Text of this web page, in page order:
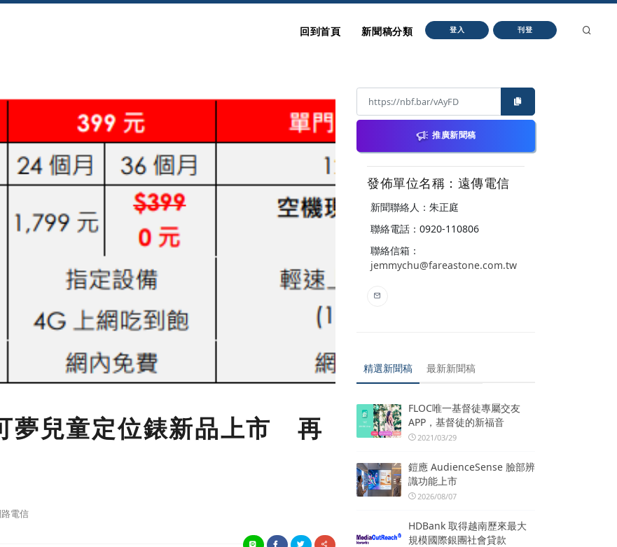
回到首頁 新聞稿分類 登入 刊登
夢兒童定位錶新品上市 再
電信
推廣新聞稿
發佈單位名稱：遠傳電信
新聞聯絡人：朱正庭
聯絡電話：0920-110806
聯絡信箱：
jemmychu@fareastone.com.tw
精選新聞稿 最新新聞稿
FLOC唯一基督徒專屬交友
APP，基督徒的新福音
2021/03/29
鎧應 AudienceSense 臉部辨
識功能上市
2026/08/07
HDBank 取得越南歷來最大
規模國際銀團社會貸款